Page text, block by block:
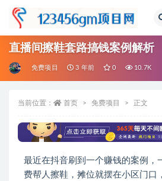
直播间擦鞋套路搞钱案例解析
免费项目 3 年前 0 10.7K
当前位置： 首页 免费项目 正文
最近在抖音刷到一个赚钱的案例，
费帮人擦鞋，摊位就摆在小区门口